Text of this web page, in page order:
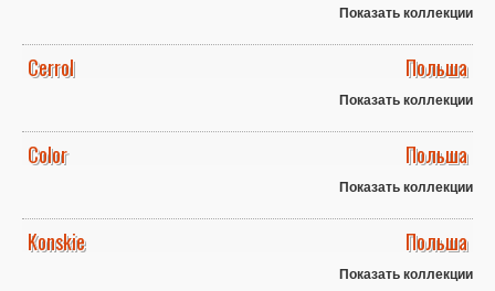
Показать коллекции
Cerrol Польша
Показать коллекции
Color Польша
Показать коллекции
Konskie Польша
Показать коллекции